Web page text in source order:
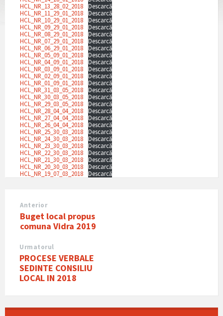
HCL_NR_13_28_02_2018
Descarcă
HCL_NR_11_29_01_2018
Descarcă
HCL_NR_10_29_01_2018
Descarcă
HCL_NR_09_29_01_2018
Descarcă
HCL_NR_08_29_01_2018
Descarcă
HCL_NR_07_29_01_2018
Descarcă
HCL_NR_06_29_01_2018
Descarcă
HCL_NR_05_09_01_2018
Descarcă
HCL_NR_04_09_01_2018
Descarcă
HCL_NR_03_09_01_2018
Descarcă
HCL_NR_02_09_01_2018
Descarcă
HCL_NR_01_09_01_2018
Descarcă
HCL_NR_31_03_05_2018
Descarcă
HCL_NR_30_03_05_2018
Descarcă
HCL_NR_29_03_05_2018
Descarcă
HCL_NR_28_04_04_2018
Descarcă
HCL_NR_27_04_04_2018
Descarcă
HCL_NR_26_04_04_2018
Descarcă
HCL_NR_25_30_03_2018
Descarcă
HCL_NR_24_30_03_2018
Descarcă
HCL_NR_23_30_03_2018
Descarcă
HCL_NR_22_30_03_2018
Descarcă
HCL_NR_21_30_03_2018
Descarcă
HCL_NR_20_30_03_2018
Descarcă
HCL_NR_19_07_03_2018
Descarcă
Anterior
Buget local propus
comuna Vidra 2019
Urmatorul
PROCESE VERBALE
SEDINTE CONSILIU
LOCAL IN 2018